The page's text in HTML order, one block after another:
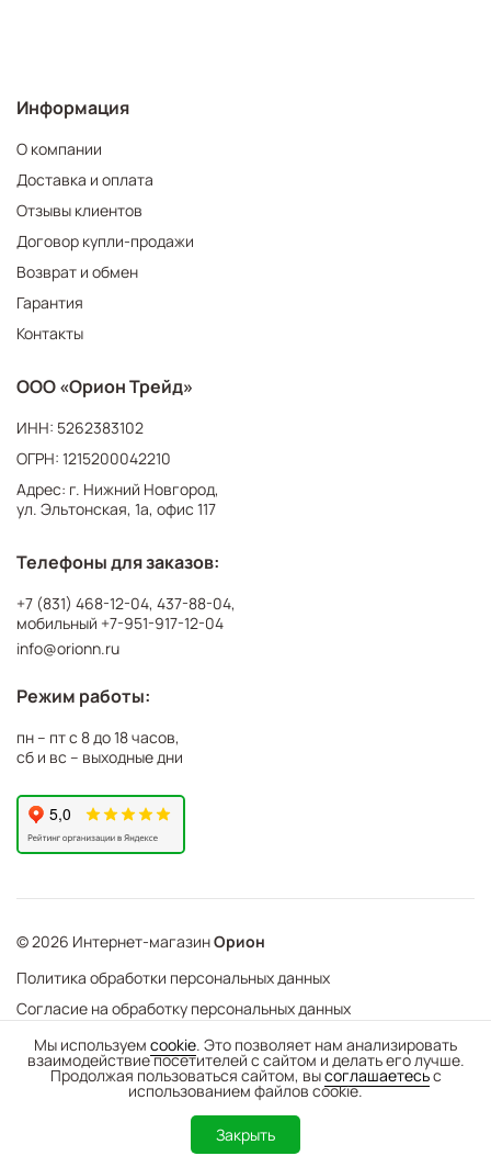
Мы используем cookie. Это позволяет нам анализировать
взаимодействие посетителей с сайтом и делать его лучше.
Продолжая пользоваться сайтом, высоглашаетесьс
использованием файлов cookie.
Закрыть
Корзина
- + В корзину
Информация
О компании
Доставка и оплата
Отзывы клиентов
Договор купли-продажи
Возврат и обмен
Гарантия
Контакты
ООО «Орион Трейд»
ИНН: 5262383102
ОГРН: 1215200042210
Адрес: г. Нижний Новгород,
ул. Эльтонская, 1а, офис 117
Телефоны для заказов:
+7 (831) 468-12-04, 437-88-04,
мобильный +7-951-917-12-04
info@orionn.ru
Режим работы:
пн – пт с 8 до 18 часов,
сб и вс – выходные дни
© 2026 Интернет-магазинОрион
Политика обработки персональных данных
Согласие на обработку персональных данных
Web Механика
- создание интернет-магазинов